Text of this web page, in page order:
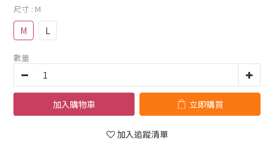
尺寸 : M
M L
數量
加入購物車 立即購買
加入追蹤清單